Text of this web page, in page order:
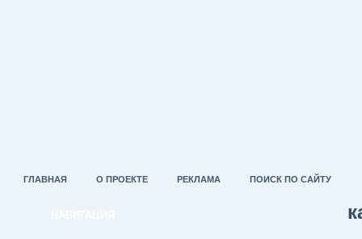
ГЛАВНАЯ О ПРОЕКТЕ РЕКЛАМА ПОИСК ПО САЙТУ